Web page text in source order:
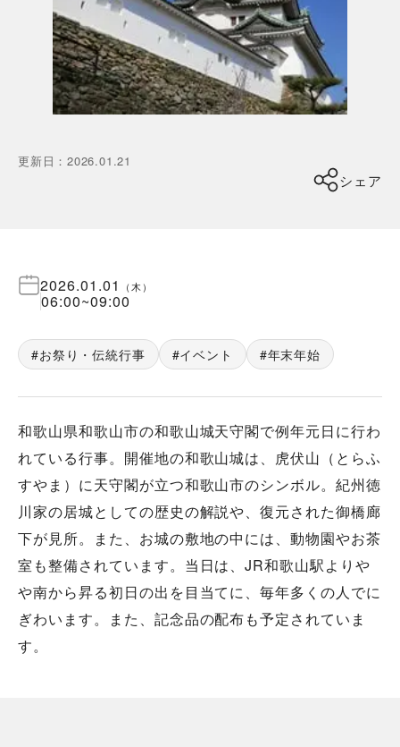
更新日 ：2026.01.21
シェア
2026.01.01 （ 木 ）
06:00~09:00
お祭り・伝統行事 イベント 年末年始
和歌山県和歌山市の和歌山城天守閣で例年元日に行わ
れている行事。開催地の和歌山城は、虎伏山（とらふ
すやま）に天守閣が立つ和歌山市のシンボル。紀州徳
川家の居城としての歴史の解説や、復元された御橋廊
下が見所。また、お城の敷地の中には、動物園やお茶
室も整備されています。当日は、JR和歌山駅よりや
や南から昇る初日の出を目当てに、毎年多くの人でに
ぎわいます。また、記念品の配布も予定されていま
す。